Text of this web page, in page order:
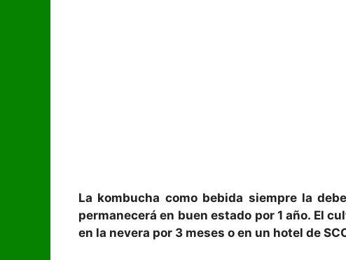
La kombucha como bebida siempre la
permanecerá en buen estado por 1 año. El
en la nevera por 3 meses o en un hotel de